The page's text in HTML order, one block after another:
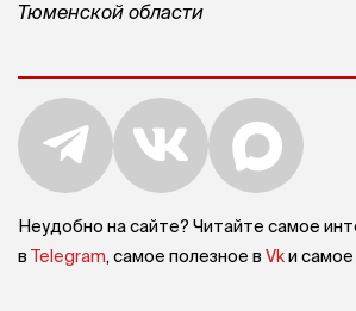
Тюменской области
Неудобно на сайте? Читайте самое
в Telegram, самое полезное в Vkи самое